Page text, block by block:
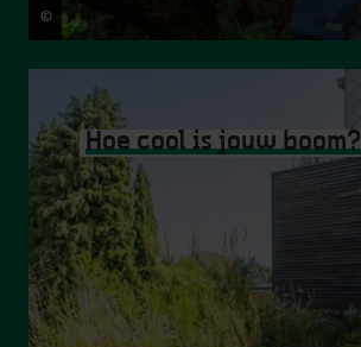
© Hugo Kegelaers
Hoe cool is jouw boom?